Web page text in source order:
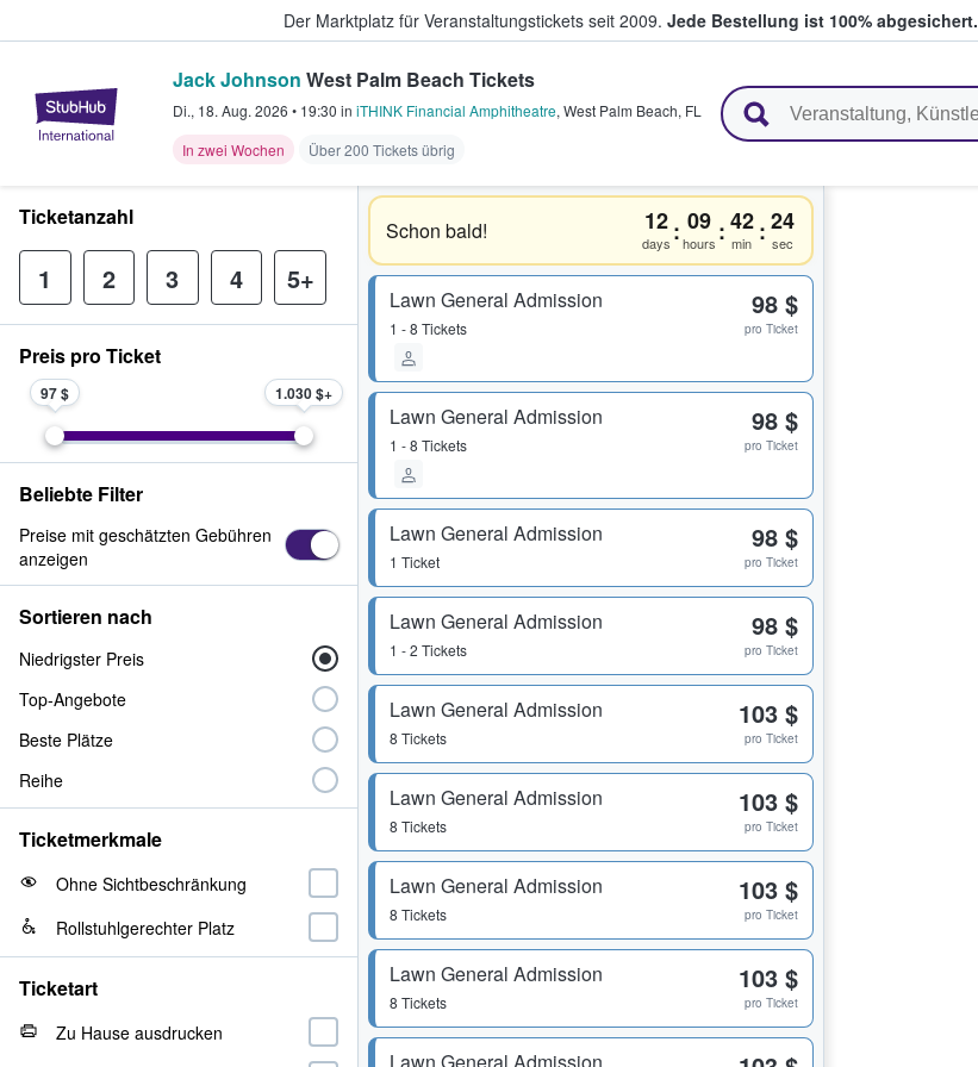
Der Marktplatz für Veranstaltungstickets seit 2009. Jede Bestellung ist 100% abgesichert.
StubHub - Wo Fans Tickets kaufen & verkaufen
Jack Johnson West Palm Beach Tickets
Di., 18. Aug. 2026 • 19:30 in iTHINK Financial Amphitheatre, West Palm Beach, FL
In zwei Wochen
Über 200 Tickets übrig
Schon bald! 12
days : 09
hours :42
min :24
sec
Lawn General Admission
1 - 8 Tickets
98 $
pro Ticket
Lawn General Admission
1 - 8 Tickets
98 $
pro Ticket
Lawn General Admission
1 Ticket
98 $
pro Ticket
Lawn General Admission
1 - 2 Tickets
98 $
pro Ticket
Lawn General Admission
8 Tickets
103 $
pro Ticket
Lawn General Admission
8 Tickets
103 $
pro Ticket
Lawn General Admission
8 Tickets
103 $
pro Ticket
Lawn General Admission
8 Tickets
103 $
pro Ticket
Ticketanzahl
1 2 3 4 5+
Preis pro Ticket
97 $ 1.030 $
Beliebte Filter
Preise mit geschätzten Gebühren
anzeigen
Sortieren nach
Niedrigster Preis
Top-Angebote
Beste Plätze
Reihe
Ticketmerkmale
Ohne Sichtbeschränkung
Rollstuhlgerechter Platz
Ticketart
Zu Hause ausdrucken